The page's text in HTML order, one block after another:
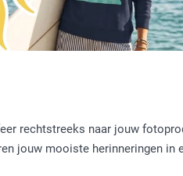
rechtstreeks naar jouw
jouw mooiste herinneringen in